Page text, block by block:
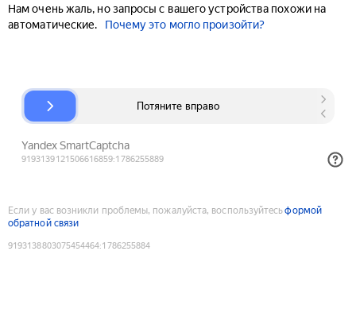
Нам очень жаль, но запросы с вашего устройства похожи на
автоматические.
Почему это могло произойти?
Если у вас возникли проблемы, пожалуйста, воспользуйтесьформой
обратной связи
9193138803075454464:1786255884